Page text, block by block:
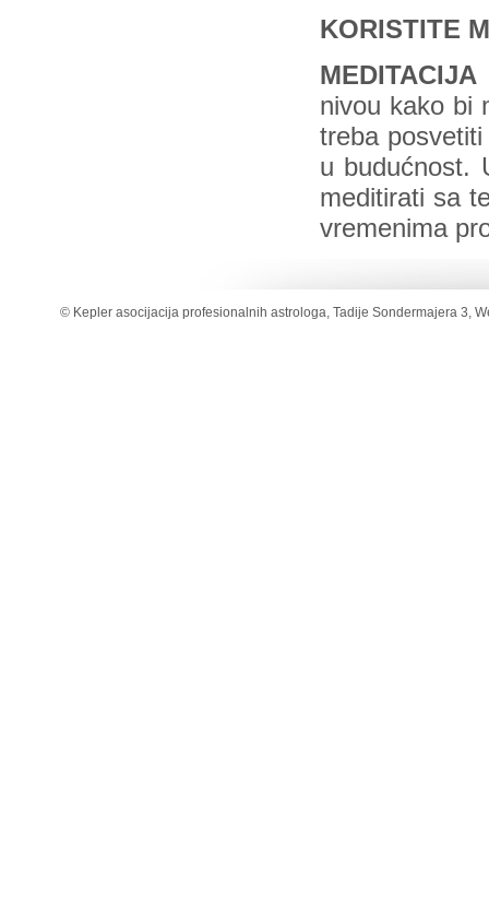
KORISTITE
MEDITACIJA
nivou kako bi
treba
u budućnost.
meditirati sa
vremenima
© Kepler asocijacija profesionalnih astrologa, Tadije Sondermajera 3,